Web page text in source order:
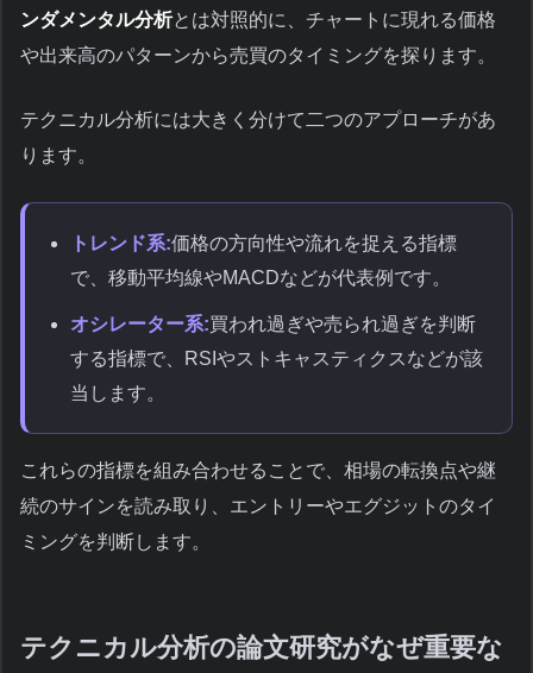
ンダメンタル分析とは対照的に、チャートに現れる価格
や出来高のパターンから売買のタイミングを探ります。
テクニカル分析には大きく分けて二つのアプローチがあ
ります。
トレンド系:価格の方向性や流れを捉える指標
で、移動平均線やMACDなどが代表例です。
オシレーター系:買われ過ぎや売られ過ぎを判断
する指標で、RSIやストキャスティクスなどが該
当します。
これらの指標を組み合わせることで、相場の転換点や継
続のサインを読み取り、エントリーやエグジットのタイ
ミングを判断します。
テクニカル分析の論文研究がなぜ重要な